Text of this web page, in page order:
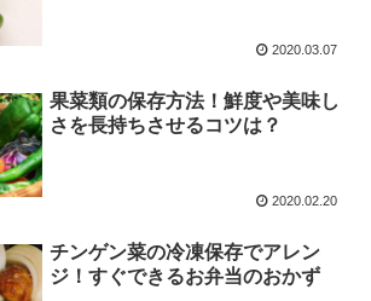
2020.03.07
果菜類の保存方法！鮮度や美味し
さを長持ちさせるコツは？
2020.02.20
チンゲン菜の冷凍保存でアレン
ジ！すぐできるお弁当のおかず